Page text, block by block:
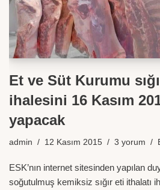
Et ve Süt Kurumu
ihalesini 16 Kasım
yapacak
admin 12 Kasım 2015 3 yorum
ESK’nın internet sitesinden yapılan
soğutulmuş kemiksiz sığır eti ithalatı